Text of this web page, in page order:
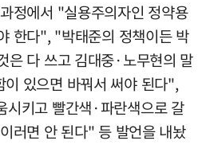
정에서 "실용주의자인 정약용
한다", "박태준의 정책이든 박
은 다 쓰고 김대중·노무현의 말
이 있으면 바꿔서 써야 된다",
키고 빨간색·파란색으로 갈
러면 안 된다" 등 발언을 내놨